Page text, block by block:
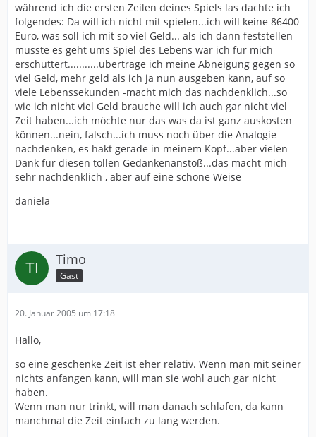
während ich die ersten Zeilen deines Spiels las dachte ich
folgendes: Da will ich nicht mit spielen...ich will keine 86400
Euro, was soll ich mit so viel Geld... als ich dann feststellen
musste es geht ums Spiel des Lebens war ich für mich
erschüttert...........übertrage ich meine Abneigung gegen so
viel Geld, mehr geld als ich ja nun ausgeben kann, auf so
viele Lebenssekunden -macht mich das nachdenklich...so
wie ich nicht viel Geld brauche will ich auch gar nicht viel
Zeit haben...ich möchte nur das was da ist ganz auskosten
können...nein, falsch...ich muss noch über die Analogie
nachdenken, es hakt gerade in meinem Kopf...aber vielen
Dank für diesen tollen Gedankenanstoß...das macht mich
sehr nachdenklich , aber auf eine schöne Weise
daniela
Timo
Gast
20. Januar 2005 um 17:18
Hallo,
so eine geschenke Zeit ist eher relativ. Wenn man mit seiner
nichts anfangen kann, will man sie wohl auch gar nicht
haben.
Wenn man nur trinkt, will man danach schlafen, da kann
manchmal die Zeit einfach zu lang werden.